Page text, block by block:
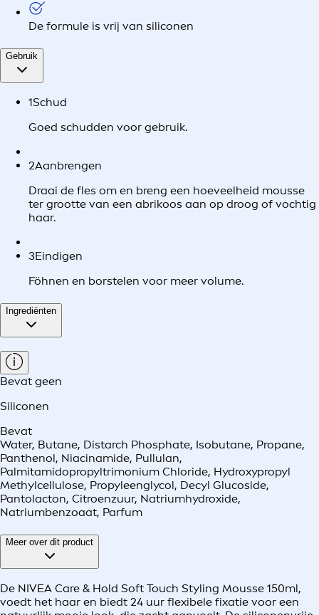
De formule is vrij van siliconen
Gebruik
1Schud
Goed schudden voor gebruik.
2Aanbrengen
Draai de fles om en breng een hoeveelheid mousse
ter grootte van een abrikoos aan op droog of vochtig
haar.
3Eindigen
Föhnen en borstelen voor meer volume.
Ingrediënten
Bevat geen
Siliconen
Bevat
Water, Butane, Distarch Phosphate, Isobutane, Propane,
Panthenol, Niacinamide, Pullulan,
Palmitamidopropyltrimonium Chloride, Hydroxypropyl
Methylcellulose, Propyleenglycol, Decyl Glucoside,
Pantolacton, Citroenzuur, Natriumhydroxide,
Natriumbenzoaat, Parfum
Meer over dit product
De NIVEA Care & Hold Soft Touch Styling Mousse 150ml,
voedt het haar en biedt 24 uur flexibele fixatie voor een